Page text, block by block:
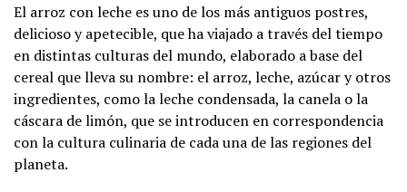
El arroz con leche es uno de los más antiguos postres,
delicioso y apetecible, que ha viajado a través del tiempo
en distintas culturas del mundo, elaborado a base del
cereal que lleva su nombre: el arroz, leche, azúcar y otros
ingredientes, como la leche condensada, la canela o la
cáscara de limón, que se introducen en correspondencia
con la cultura culinaria de cada una de las regiones del
planeta.